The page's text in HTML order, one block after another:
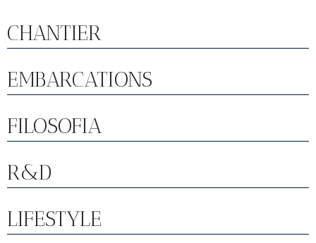
CHANTIER
EMBARCATIONS
FILOSOFIA
R&D
LIFESTYLE